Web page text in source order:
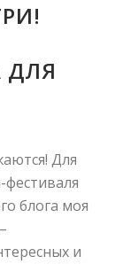
ДЛЯ
Для
блога моя
и